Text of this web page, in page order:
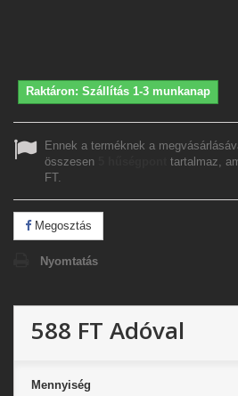
Raktáron: Szállítás 1-3 munkanap
Ennek a terméknek a
összesen
tartalmaz,
FT.
Megosztás
Nyomtatás
588 FT Adóval
Mennyiség